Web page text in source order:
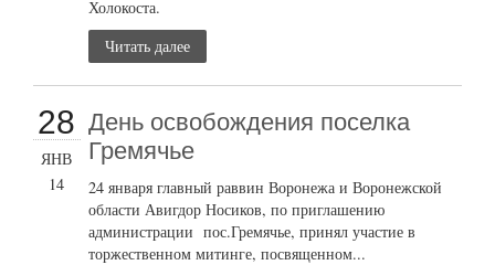
Холокоста.
Читать далее
28
ЯНВ
14
День освобождения поселка
Гремячье
24 января главный раввин Воронежа и Воронежской
области Авигдор Носиков, по приглашению
администрации пос.Гремячье, принял участие в
торжественном митинге, посвященном...